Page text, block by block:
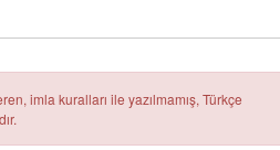
imla kuralları ile yazılmamış, Türkçe